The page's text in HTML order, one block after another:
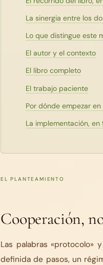
La sinergia entre los
Lo que distingue este
El autor y el contexto
El libro completo
El trabajo paciente
Por dónde empezar
La implementación,
EL PLANTEAMIENTO
Cooperación,
Las palabras «protocolo»
definida de pasos, un